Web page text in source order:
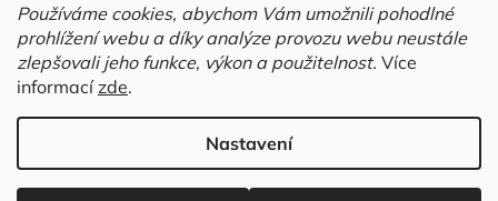
Používáme cookies, abychom Vám umožnili pohodlné
prohlížení webu a díky analýze provozu webu neustále
zlepšovali jeho funkce, výkon a použitelnost. Více
informacízde.
Nastavení
Vytvořil Shoptet
Copyright 2026Želví doupě | knihy & vinyly | Mělník. Všechna